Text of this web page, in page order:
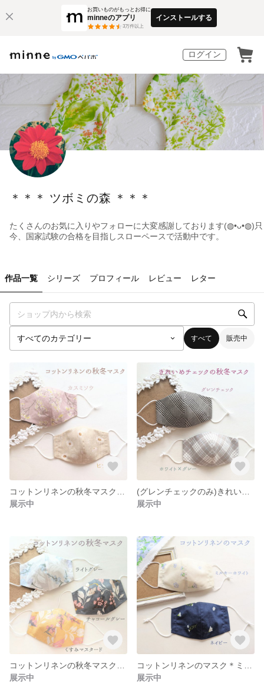
お買いものがもっとお得に
minneのアプリ
3万件以上
インストールする
ログイン
＊＊＊ ツボミの森 ＊＊＊
たくさんのお気に入りやフォローに大変感謝しております(◍•ᴗ•◍)只
今、国家試験の合格を目指しスローペースで活動中です。
作品一覧 シリーズ プロフィール レビュー レター
すべて 販売中
展示中
展示中
展示中
展示中